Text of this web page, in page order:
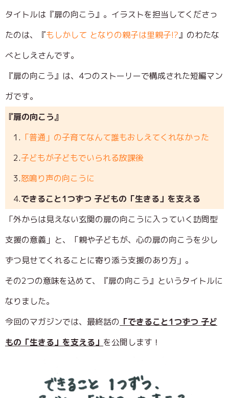
タイトルは『扉の向こう』。イラストを担当してくださっ
たのは、『もしかして となりの親子は里親子!?』のわたな
べとしえさんです。
『扉の向こう』は、4つのストーリーで構成された短編マン
ガです。
『扉の向こう』
1. 「普通」の子育てなんて誰もおしえてくれなかった
2.子どもが子どもでいられる放課後
3.怒鳴り声の向こうに
4.できること1つずつ 子どもの「生きる」を支える
「外からは見えない玄関の扉の向こうに入っていく訪問型
支援の意義」と、「親や子どもが、心の扉の向こうを少し
ずつ見せてくれることに寄り添う支援のあり方」。
その2つの意味を込めて、『扉の向こう』というタイトルに
なりました。
今回のマガジンでは、最終話の 「できること1つずつ 子ど
もの「生きる」を支える」 を公開します！